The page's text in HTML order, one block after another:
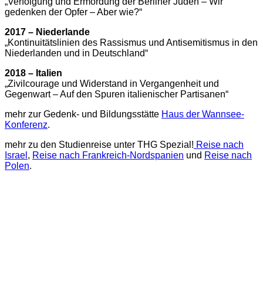
gedenken der Opfer – Aber wie?“
2017 – Niederlande
„Kontinuitätslinien des Rassismus und Antisemitismus in den
Niederlanden und in Deutschland“
2018 – Italien
„Zivilcourage und Widerstand in Vergangenheit und
Gegenwart – Auf den Spuren italienischer Partisanen“
mehr zur Gedenk- und Bildungsstätte Haus der Wannsee-
Konferenz.
mehr zu den Studienreise unter THG Spezial! Reise nach
Israel , Reise nach Frankreich-Nordspanien und Reise nach
Polen.